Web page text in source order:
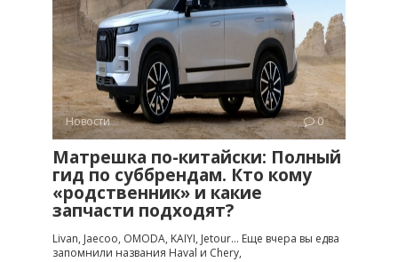
Новости 0
Матрешка по-китайски: Полный
гид по суббрендам. Кто кому
«родственник» и какие
запчасти подходят?
Livan, Jaecoo, OMODA, KAIYI, Jetour… Еще вчера вы едва
запомнили названия Haval и Chery,